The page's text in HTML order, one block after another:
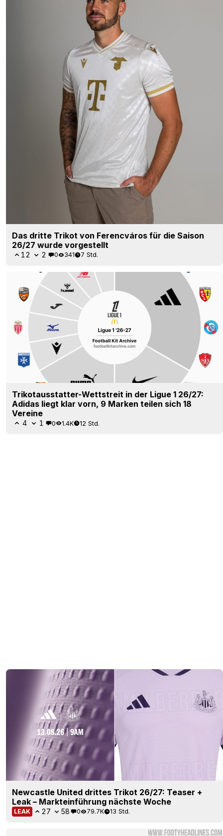
Das dritte Trikot von Ferencváros für die Saison
26/27 wurde vorgestellt
12 2 0 341 7 Std.
Trikotausstatter-Wettstreit in der Ligue 1 26/27:
Adidas liegt klar vorn, 9 Marken teilen sich 18
Vereine
4 1 0 1.4K 12 Std.
Newcastle United drittes Trikot 26/27: Teaser +
Leak – Markteinführung nächste Woche
LEAK 27 58 0 79.7K 13 Std.